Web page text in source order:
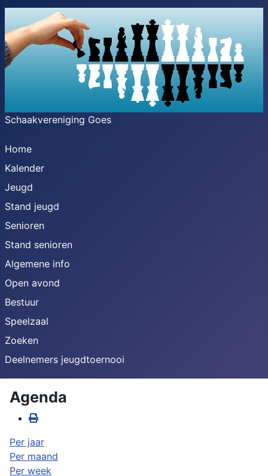
Schaakvereniging Goes
Home
Kalender
Jeugd
Stand jeugd
Senioren
Stand senioren
Algemene info
Open avond
Bestuur
Speelzaal
Zoeken
Deelnemers jeugdtoernooi
Agenda
Per jaar
Per maand
Per week